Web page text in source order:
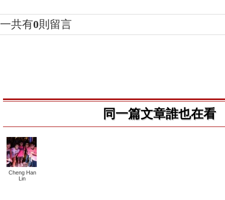
一共有0則留言
同一篇文章誰也在看
Cheng Han
Lin